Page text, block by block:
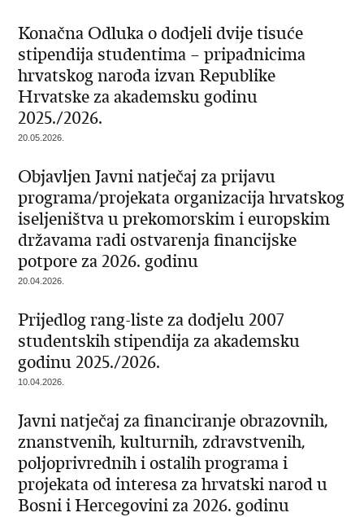
Konačna Odluka o dodjeli dvije tisuće
stipendija studentima – pripadnicima
hrvatskog naroda izvan Republike
Hrvatske za akademsku godinu
2025./2026.
20.05.2026.
Objavljen Javni natječaj za prijavu
programa/projekata organizacija hrvatskog
iseljeništva u prekomorskim i europskim
državama radi ostvarenja financijske
potpore za 2026. godinu
20.04.2026.
Prijedlog rang-liste za dodjelu 2007
studentskih stipendija za akademsku
godinu 2025./2026.
10.04.2026.
Javni natječaj za financiranje obrazovnih,
znanstvenih, kulturnih, zdravstvenih,
poljoprivrednih i ostalih programa i
projekata od interesa za hrvatski narod u
Bosni i Hercegovini za 2026. godinu